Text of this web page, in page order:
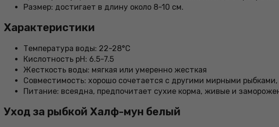
Размер: достигает в длину около 8-10 см.
Характеристики
Температура воды: 22-28°C
Кислотность pH: 6.5-7.5
Жесткость воды: мягкая или умеренно жесткая
Совместимость: хорошо сочетается с другими мирными
Питание: всеядна, предпочитает сухие корма, живые и
Уход за рыбкой Халф-мун белый